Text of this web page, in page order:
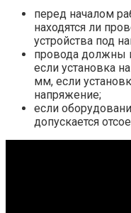
перед началом
находятся ли
устройства под
провода должны
если установка
мм, если
напряжение;
если
допускается